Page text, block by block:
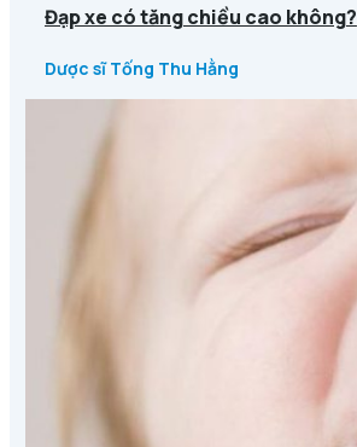
Đạp xe có tăng chiều cao không?
Dược sĩ Tống Thu Hằng